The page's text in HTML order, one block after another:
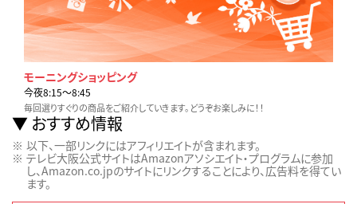
モーニングショッピング
今夜8:15〜8:45
毎回選りすぐりの商品をご紹介していきます。どうぞお楽しみに！！
おすすめ情報
以下、一部リンクにはアフィリエイトが含まれます。
テレビ大阪公式サイトはAmazonアソシエイト・プログラムに参加
し、Amazon.co.jpのサイトにリンクすることにより、広告料を得てい
ます。